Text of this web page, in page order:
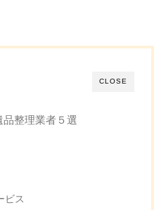
CLOSE
品整理業者５選
ビス